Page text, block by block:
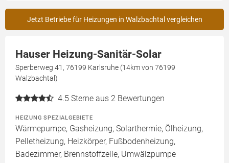
Jetzt Betriebe für Heizungen in Walzbachtal vergleichen
Hauser Heizung-Sanitär-Solar
Sperberweg 41, 76199 Karlsruhe (14km von 76199
Walzbachtal)
4.5 Sterne aus 2 Bewertungen
HEIZUNG SPEZIALGEBIETE
Wärmepumpe, Gasheizung, Solarthermie, Ölheizung,
Pelletheizung, Heizkörper, Fußbodenheizung,
Badezimmer, Brennstoffzelle, Umwälzpumpe